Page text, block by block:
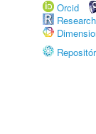
Orcid